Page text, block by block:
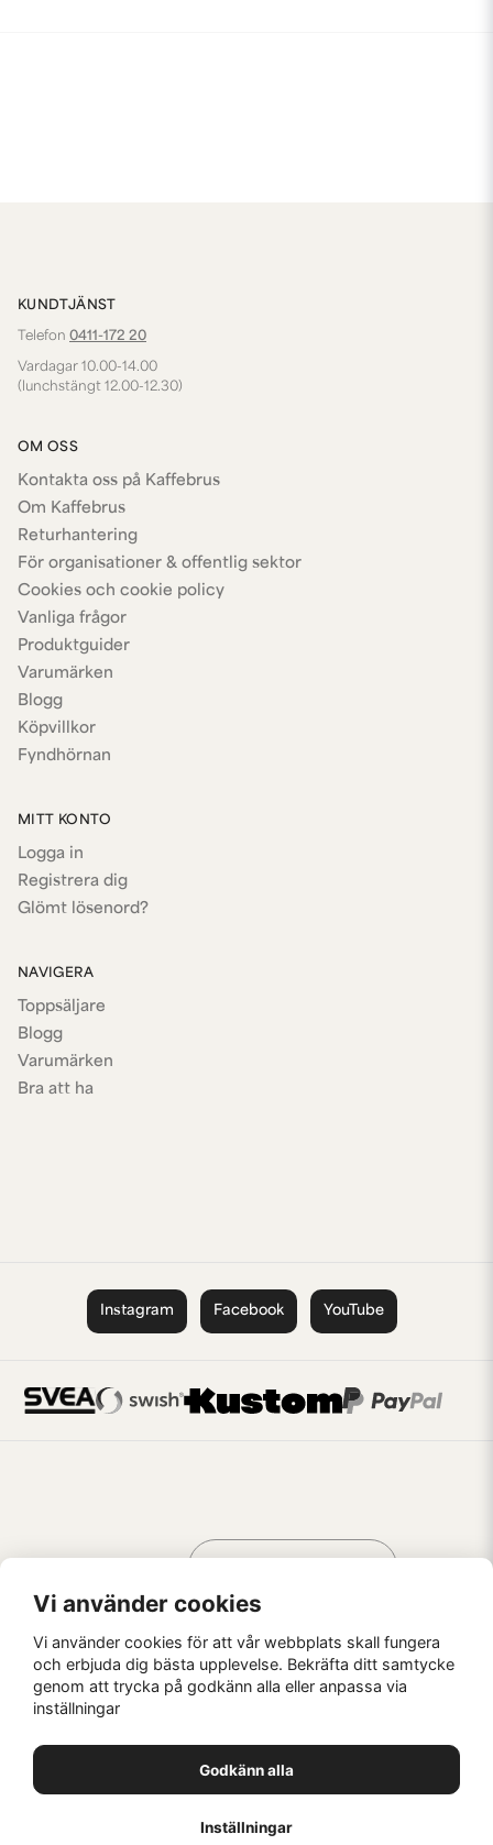
KUNDTJÄNST
Telefon 0411-172 20
Vardagar 10.00-14.00
(lunchstängt 12.00-12.30)
OM OSS
Kontakta oss på Kaffebrus
Om Kaffebrus
Returhantering
För organisationer & offentlig sektor
Cookies och cookie policy
Vanliga frågor
Produktguider
Varumärken
Blogg
Köpvillkor
Fyndhörnan
MITT KONTO
Logga in
Registrera dig
Glömt lösenord?
NAVIGERA
Toppsäljare
Blogg
Varumärken
Bra att ha
Instagram Facebook YouTube
Kaffebrus AB, Förskeppsgatan 2, 271 55 Ystad
AV KREATÖRER
Vi använder cookies
Vi använder cookies för att vår webbplats skall fungera
och erbjuda dig bästa upplevelse. Bekräfta ditt samtycke
genom att trycka på godkänn alla eller anpassa via
inställningar
Godkänn alla
Inställningar